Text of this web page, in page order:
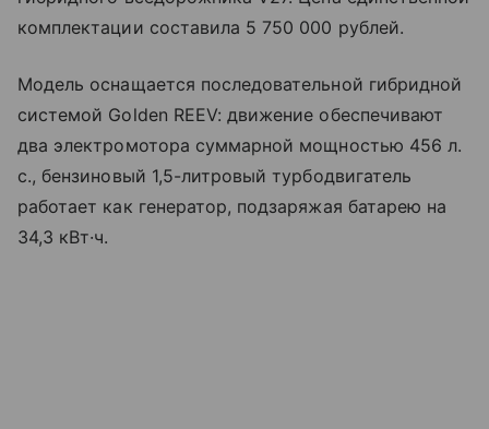
комплектации составила 5 750 000 рублей.
Модель оснащается последовательной гибридной
системой Golden REEV: движение обеспечивают
два электромотора суммарной мощностью 456 л.
с., бензиновый 1,5-литровый турбодвигатель
работает как генератор, подзаряжая батарею на
34,3 кВт·ч.